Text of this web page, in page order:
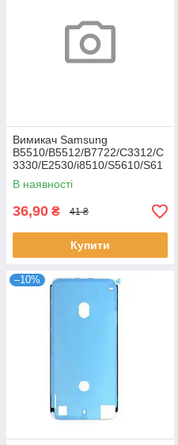
Вимикач Samsung
B5510/B5512/B7722/C3312/C
3330/E2530/i8510/S5610/S61
02
В наявності
36,90 ₴ 41 ₴
Купити
–10%